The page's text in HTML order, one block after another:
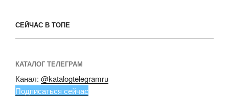
СЕЙЧАС В ТОПЕ
КАТАЛОГ ТЕЛЕГРАМ
Канал: @katalogtelegramru
Подписаться сейчас